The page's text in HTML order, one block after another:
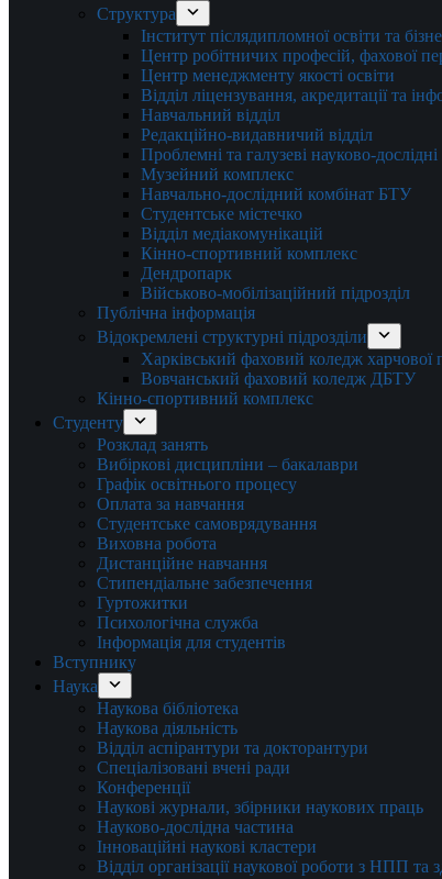
Структура
Інститут післядипломної освіти та
Центр робітничих професій, фахової
Центр менеджменту якості освіти
Відділ ліцензування, акредитації та
Навчальний відділ
Редакційно-видавничий відділ
Проблемні та галузеві науково-дослідні
Музейний комплекс
Навчально-дослідний комбінат БТУ
Студентське містечко
Відділ медіакомунікацій
Кінно-спортивний комплекс
Дендропарк
Військово-мобілізаційний підрозділ
Публічна інформація
Відокремлені структурні підрозділи
Харківський фаховий коледж
Вовчанський фаховий коледж ДБТУ
Кінно-спортивний комплекс
Студенту
Розклад занять
Вибіркові дисципліни – бакалаври
Графік освітнього процесу
Оплата за навчання
Студентське самоврядування
Виховна робота
Дистанційне навчання
Стипендіальне забезпечення
Гуртожитки
Психологічна служба
Інформація для студентів
Вступнику
Наука
Наукова бібліотека
Наукова діяльність
Відділ аспірантури та докторантури
Спеціалізовані вчені ради
Конференції
Наукові журнали, збірники наукових праць
Науково-дослідна частина
Інноваційні наукові кластери
Відділ організації наукової роботи з НПП та